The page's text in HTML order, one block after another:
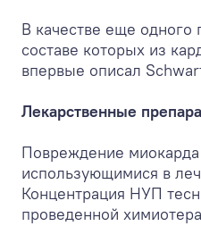
В качестве еще
составе которых из
впервые описал
Лекарственные
Повреждение миокарда
использующимися в
Концентрация НУП
проведенной